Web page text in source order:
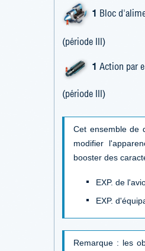
1 Bloc
(période III)
1 Action par
(période III)
Cet ensemble de
modifier
booster des
EXP. de
EXP.
Remarque : les